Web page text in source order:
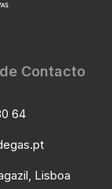
Contacto
64
Lisboa